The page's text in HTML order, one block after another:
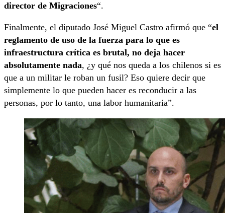
director de Migraciones“.
Finalmente, el diputado José Miguel Castro afirmó que “el
reglamento de uso de la fuerza para lo que es
infraestructura crítica es brutal, no deja hacer
absolutamente nada, ¿y qué nos queda a los chilenos si es
que a un militar le roban un fusil? Eso quiere decir que
simplemente lo que pueden hacer es reconducir a las
personas, por lo tanto, una labor humanitaria”.